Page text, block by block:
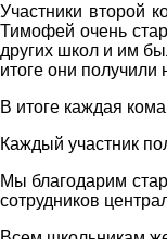
Участники второй
Тимофей очень
других школ и им
итоге они
В итоге каждая
Каждый участник
Мы благодарим
сотрудников